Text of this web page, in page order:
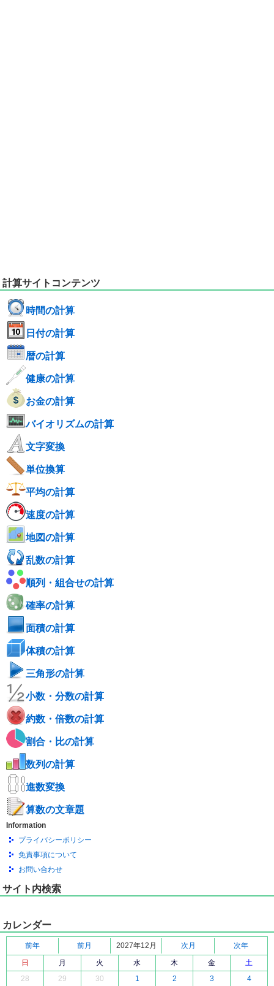
計算サイトコンテンツ
時間の計算
日付の計算
暦の計算
健康の計算
お金の計算
バイオリズムの計算
文字変換
単位換算
平均の計算
速度の計算
地図の計算
乱数の計算
順列・組合せの計算
確率の計算
面積の計算
体積の計算
三角形の計算
小数・分数の計算
約数・倍数の計算
割合・比の計算
数列の計算
進数変換
算数の文章題
Information
プライバシーポリシー
免責事項について
お問い合わせ
サイト内検索
カレンダー
前年 前月 2027年12月 次月
次年
日
月 火 水 木 金
土
28
29 30 1 2 3 4